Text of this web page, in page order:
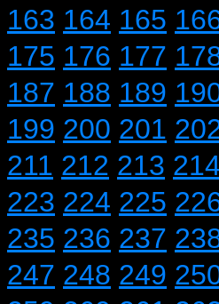
163 164 165
175 176 177
187 188 189
199 200 201
211 212 213
223 224 225
235 236 237
247 248 249